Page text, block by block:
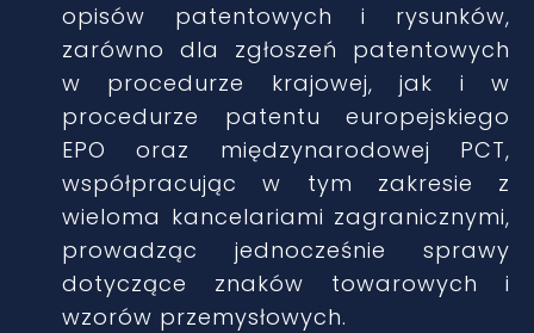
opisów patentowych i rysunków,
zarówno dla zgłoszeń patentowych
w procedurze krajowej, jak i w
procedurze patentu europejskiego
EPO oraz międzynarodowej PCT,
współpracując w tym zakresie z
wieloma kancelariami zagranicznymi,
prowadząc jednocześnie sprawy
dotyczące znaków towarowych i
wzorów przemysłowych.